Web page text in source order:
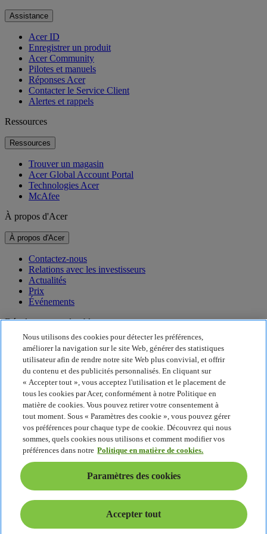
Assistance
Acer ID
Enregistrer un produit
Acer Community
Pilotes et manuels
Réponses Acer
Contacter le Service Client
Alertes et rappels
Ressources
Ressources
Trouver un magasin
Acer Global Account Portal
Technologies Acer
McAfee
À propos d'Acer
À propos d'Acer
Contactez-nous
Relations avec les investisseurs
Actualités
Prix
Événements
Développement durable
Responsabilité sociale de l'entreprise
Empreinte carbone du produit
Project Humanity
Earthion
Politique de confidentialité
Politique en matière de cookies
Mentions légales
Informations légales supplémentaires
Politique en matière d'accessibilité
Paramètres des cookies
Suisse - Français
© 2026 Acer Inc. Intel, le logo Intel, Intel Inside, Intel Core et Core
Inside sont des marques commerciales d'Intel Corporation ou ses
filiales aux États-Unis ou dans d'autres pays.
Nous utilisons des cookies pour détecter les préférences,
améliorer la navigation sur le site Web, générer des statistiques
utilisateur afin de rendre notre site Web plus convivial, et offrir
du contenu et des publicités personnalisés. En cliquant sur
« Accepter tout », vous acceptez l'utilisation et le placement de
tous les cookies par Acer, conformément à notre Politique en
matière de cookies. Vous pouvez retirer votre consentement à
tout moment. Sous « Paramètres des cookie », vous pouvez gérer
vos préférences pour chaque type de cookie. Découvrez qui nous
sommes, quels cookies nous utilisons et comment modifier vos
préférences dans notre Politique en matière de cookies.
Paramètres des cookies
Accepter tout